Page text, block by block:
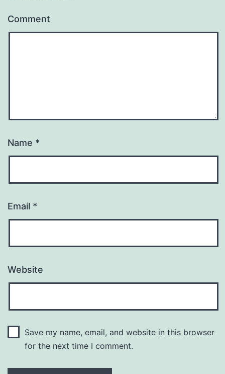
Comment
Name *
Email *
Website
Save my name, email, and website in this browser
for the next time I comment.